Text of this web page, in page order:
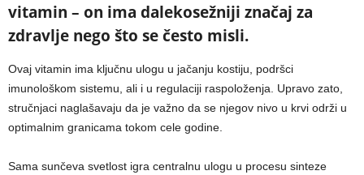
vitamin – on ima dalekosežniji značaj za
zdravlje nego što se često misli.
Ovaj vitamin ima ključnu ulogu u jačanju kostiju, podršci
imunološkom sistemu, ali i u regulaciji raspoloženja. Upravo zato,
stručnjaci naglašavaju da je važno da se njegov nivo u krvi održi u
optimalnim granicama tokom cele godine.
Sama sunčeva svetlost igra centralnu ulogu u procesu sinteze